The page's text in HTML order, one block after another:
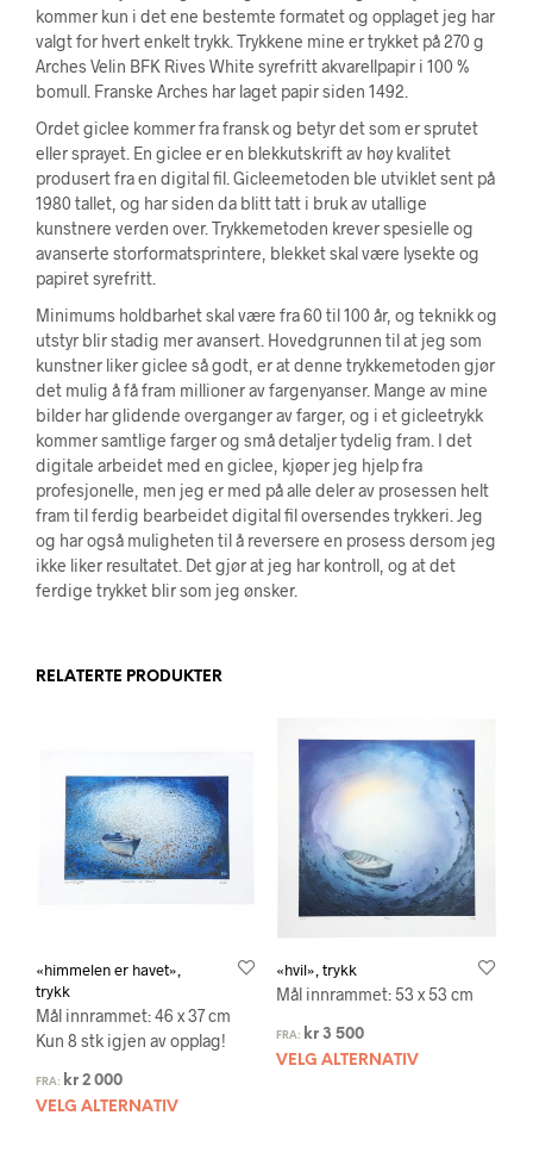
kommer kun i det ene bestemte formatet og opplaget jeg har
valgt for hvert enkelt trykk. Trykkene mine er trykket på 270 g
Arches Velin BFK Rives White syrefritt akvarellpapir i 100 %
bomull. Franske Arches har laget papir siden 1492.
Ordet giclee kommer fra fransk og betyr det som er sprutet
eller sprayet. En giclee er en blekkutskrift av høy kvalitet
produsert fra en digital fil. Gicleemetoden ble utviklet sent på
1980 tallet, og har siden da blitt tatt i bruk av utallige
kunstnere verden over. Trykkemetoden krever spesielle og
avanserte storformatsprintere, blekket skal være lysekte og
papiret syrefritt.
Minimums holdbarhet skal være fra 60 til 100 år, og teknikk og
utstyr blir stadig mer avansert. Hovedgrunnen til at jeg som
kunstner liker giclee så godt, er at denne trykkemetoden gjør
det mulig å få fram millioner av fargenyanser. Mange av mine
bilder har glidende overganger av farger, og i et gicleetrykk
kommer samtlige farger og små detaljer tydelig fram. I det
digitale arbeidet med en giclee, kjøper jeg hjelp fra
profesjonelle, men jeg er med på alle deler av prosessen helt
fram til ferdig bearbeidet digital fil oversendes trykkeri. Jeg
og har også muligheten til å reversere en prosess dersom jeg
ikke liker resultatet. Det gjør at jeg har kontroll, og at det
ferdige trykket blir som jeg ønsker.
RELATERTE PRODUKTER
«himmelen er havet»,
trykk
Mål innrammet: 46 x 37 cm
Kun 8 stk igjen av opplag!
FRA: kr 2 000
VELG ALTERNATIV
«hvil», trykk
Mål innrammet: 53 x 53 cm
FRA: kr3 500
VELG ALTERNATIV